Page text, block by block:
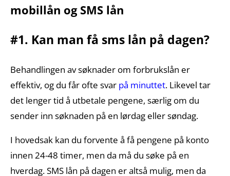
mobillån og SMS lån
#1. Kan man få sms lån på dagen?
Behandlingen av søknader om forbrukslån er
effektiv, og du får ofte svar på minuttet. Likevel tar
det lenger tid å utbetale pengene, særlig om du
sender inn søknaden på en lørdag eller søndag.
I hovedsak kan du forvente å få pengene på konto
innen 24-48 timer, men da må du søke på en
hverdag. SMS lån på dagen er altså mulig, men da